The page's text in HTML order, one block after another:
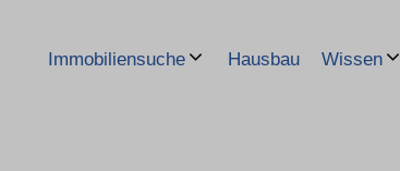
Immobiliensuche Hausbau Wissen